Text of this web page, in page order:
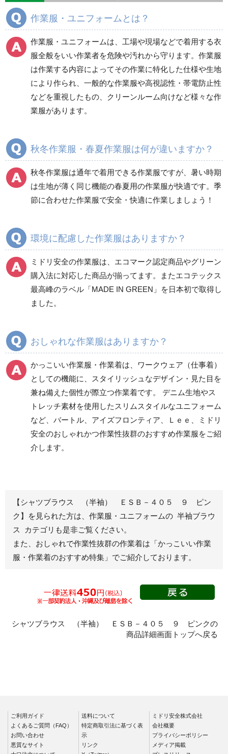
分煙対策機器
電気保守用品 ワイパー クリーンルーム対策用品
防災グッズ（防災セット） 救急医療品
健康管理器具 季節商品 ウイルス対策用品
商品カテゴリ一覧
秋冬長袖
食品産業用長袖
食品産業用半袖
秋冬長袖
ワークパンツ
春夏ワークパンツ作業
ズボン
秋冬ワークパンツ作業
ズボン
ツ
クリーンウェアワーク
パンツ
カーゴパンツ
春夏カーゴパンツ作業
ズボン
ズボン
レディース作業着
ブルゾン
ジャンパー
秋冬長袖
春夏半袖
スモック
秋冬長袖
クリーンウェ
ワークパンツ
春夏
シャツ
作業服・ユニフォームとは？
作業服・ユニフォームは、工場や現場などで着用する衣
服全般をいい作業者を危険や汚れから守ります。作業服
は作業する内容によってその作業に特化した仕様や生地
により作られ、一般的な作業服や高視認性・帯電防止性
などを重視したもの、クリーンルーム向けなど様々な作
業服があります。
秋冬作業服・春夏作業服は何が違いますか？
秋冬作業服は通年で着用できる作業服ですが、暑い時期
は生地が薄く同じ機能の春夏用の作業服が快適です。季
節に合わせた作業服で安全・快適に作業しましょう！
環境に配慮した作業服はありますか？
ミドリ安全の作業服は、エコマーク認定商品やグリーン
購入法に対応した商品が揃ってます。またエコテックス
最高峰のラベル「MADE IN GREEN」を日本初で取得し
ました。
おしゃれな作業服はありますか？
かっこいい作業服・作業着は、ワークウェア（仕事着）
としての機能に、スタイリッシュなデザイン・見た目を
兼ね備えた個性が際立つ作業着です。 デニム生地やス
トレッチ素材を使用したスリムスタイルなユニフォーム
など、バートル、アイズフロンティア、Ｌｅｅ、ミドリ
安全のおしゃれかつ作業性抜群のおすすめ作業服をご紹
介します。
【シャツブラウス （半袖） ＥＳＢ－４０５ ９ ピン
ク】を見られた方は、作業服・ユニフォームの 半袖ブラウ
ス カテゴリも是非ご覧ください。
また、おしゃれで作業性抜群の作業着は 「かっこいい作業
服・作業着のおすすめ特集」 でご紹介しております。
シャツブラウス （半袖） ＥＳＢ－４０５ ９ ピンクの
商品詳細画面トップへ戻る
ご利用ガイド
よくあるご質問（FAQ）
お問い合わせ
悪質なサイト
送料について
特定商取引法に基づく表
示
リンク
ミドリ安全株式会社
会社概要
プライバシーポリシー
メディア掲載